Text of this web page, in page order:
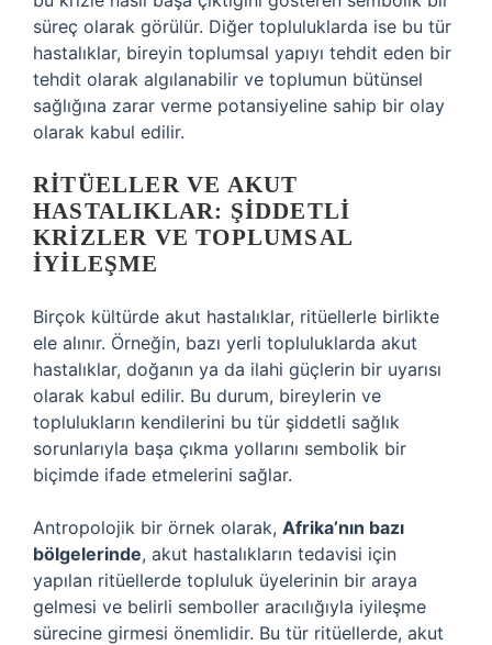
süreç olarak görülür. Diğer topluluklarda ise bu tür
hastalıklar, bireyin toplumsal yapıyı tehdit eden bir
tehdit olarak algılanabilir ve toplumun bütünsel
sağlığına zarar verme potansiyeline sahip bir olay
olarak kabul edilir.
RITÜELLER VE AKUT
HASTALIKLAR: ŞIDDETLI
KRIZLER VE TOPLUMSAL
İYILEŞME
Birçok kültürde akut hastalıklar, ritüellerle birlikte
ele alınır. Örneğin, bazı yerli topluluklarda akut
hastalıklar, doğanın ya da ilahi güçlerin bir uyarısı
olarak kabul edilir. Bu durum, bireylerin ve
toplulukların kendilerini bu tür şiddetli sağlık
sorunlarıyla başa çıkma yollarını sembolik bir
biçimde ifade etmelerini sağlar.
Antropolojik bir örnek olarak, Afrika’nın bazı
bölgelerinde, akut hastalıkların tedavisi için
yapılan ritüellerde topluluk üyelerinin bir araya
gelmesi ve belirli semboller aracılığıyla iyileşme
sürecine girmesi önemlidir. Bu tür ritüellerde, akut